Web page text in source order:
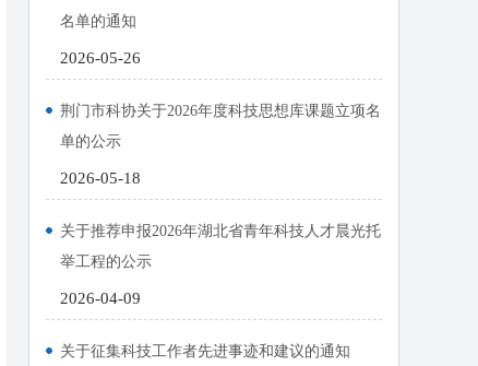
名单的通知
2026-05-26
荆门市科协关于2026年度科技思想库课题立项名
单的公示
2026-05-18
关于推荐申报2026年湖北省青年科技人才晨光托
举工程的公示
2026-04-09
关于征集科技工作者先进事迹和建议的通知